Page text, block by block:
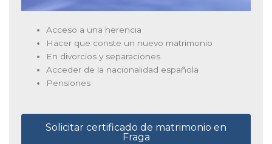
Acceso a una herencia
Hacer que conste un nuevo matrimonio
En divorcios y separaciones
Acceder de la nacionalidad española
Pensiones
Solicitar certificado de matrimonio en
Fraga